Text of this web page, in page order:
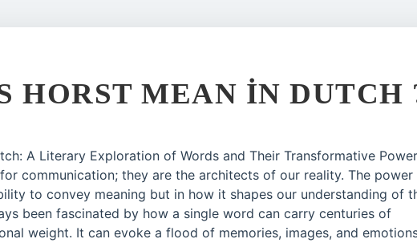
HORST MEAN IN DUTCH
A Literary Exploration of Words and Their Transformative Power
communication; they are the architects of our reality. The
to convey meaning but in how it shapes our understanding of
been fascinated by how a single word can carry centuries of
weight. It can evoke a flood of memories, images, and